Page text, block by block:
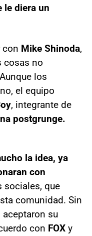
le diera un
con Mike Shinoda,
cosas no
los
el equipo
, integrante de
postgrunge.
la idea, ya
con
sociales, que
comunidad. Sin
su
con FOX y